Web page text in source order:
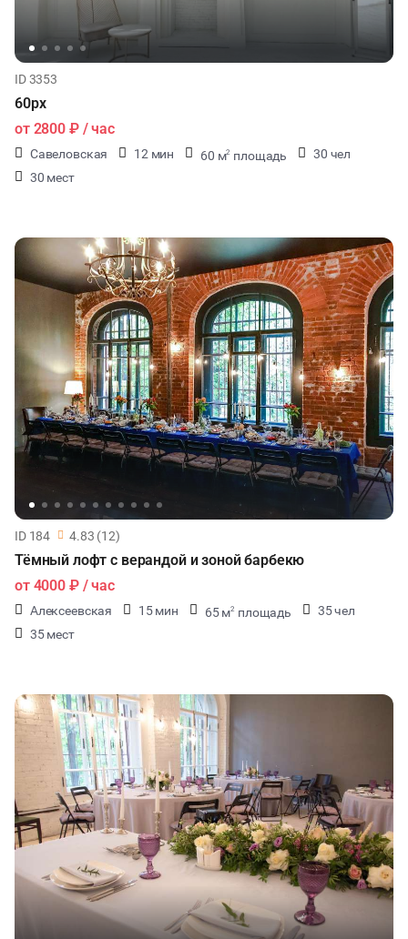
ID 3353
60px
от 2800 ₽/ час
Савеловская 12 мин 60 м2 площадь
30 чел
30 мест
ID 184 4.83 (12)
Тёмный лофт с верандой и зоной барбекю
от 4000 ₽/ час
Алексеевская 15 мин 65 м2 площадь
35 чел
35 мест